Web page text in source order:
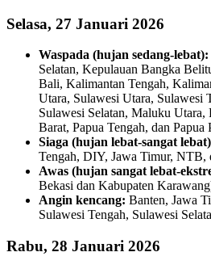
Selasa, 27 Januari 2026
Waspada (hujan sedang-lebat):
Selatan, Kepulauan Bangka
Bali, Kalimantan Tengah,
Utara, Sulawesi Utara, Sulawesi
Sulawesi Selatan, Maluku Utara,
Barat, Papua Tengah, dan Papua
Siaga (hujan lebat-sangat
Tengah, DIY, Jawa Timur, NTB,
Awas (hujan sangat lebat-
Bekasi dan Kabupaten
Angin kencang: Banten, Jawa
Sulawesi Tengah, Sulawesi
Rabu, 28 Januari 2026